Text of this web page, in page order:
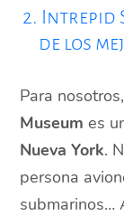
2. Intrepid
de los
Para
Museum es
Nueva York.
persona
submarinos…